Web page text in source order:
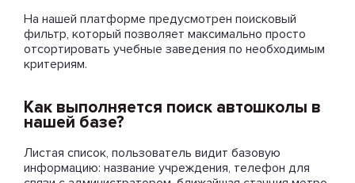
На нашей платформе предусмотрен поисковый
фильтр, который позволяет максимально просто
отсортировать учебные заведения по необходимым
критериям.
Как выполняется поиск автошколы в
нашей базе?
Листая список, пользователь видит базовую
информацию: название учреждения, телефон для